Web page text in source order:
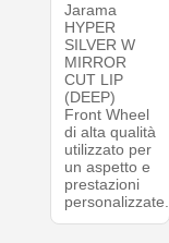
Jarama
HYPER
SILVER W
MIRROR
CUT LIP
(DEEP)
Front Wheel
di alta qualità
utilizzato per
un aspetto e
prestazioni
personalizzate.